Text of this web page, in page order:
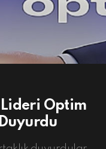
Optim